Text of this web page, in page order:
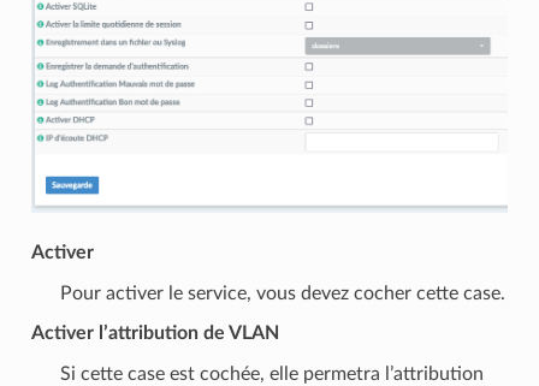
Activer
Pour activer le service, vous devez cocher cette case.
Activer l’attribution de VLAN
Si cette case est cochée, elle permetra l’attribution